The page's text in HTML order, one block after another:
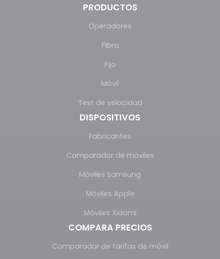
PRODUCTOS
Operadores
Fibra
Fijo
Móvil
Test de velocidad
DISPOSITIVOS
Fabricantes
Comparador de móviles
Móviles Samsung
Móviles Apple
Móviles Xiaomi
COMPARA PRECIOS
Comparador de tarifas de móvil